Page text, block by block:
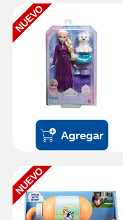
NUEVO
Agregar
NUEVO